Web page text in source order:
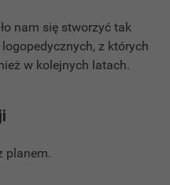
nam się stworzyć tak
z których
w kolejnych latach.
planem.